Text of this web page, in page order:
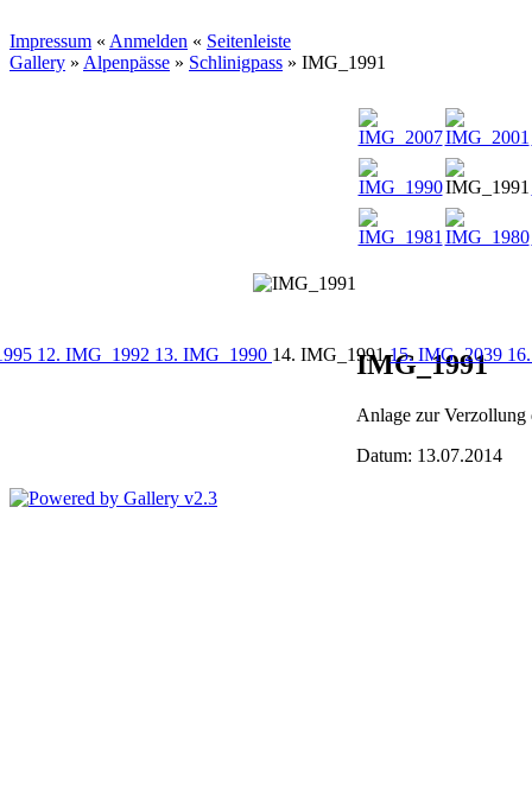
Impressum « Anmelden « Seitenleiste
Gallery » Alpenpässe » Schlinigpass » IMG_1991
IMG_1991
Anlage zur Verzollung
Datum: 13.07.2014
12. IMG_1992 13. IMG_1990 14. IMG_199115. IMG_2039